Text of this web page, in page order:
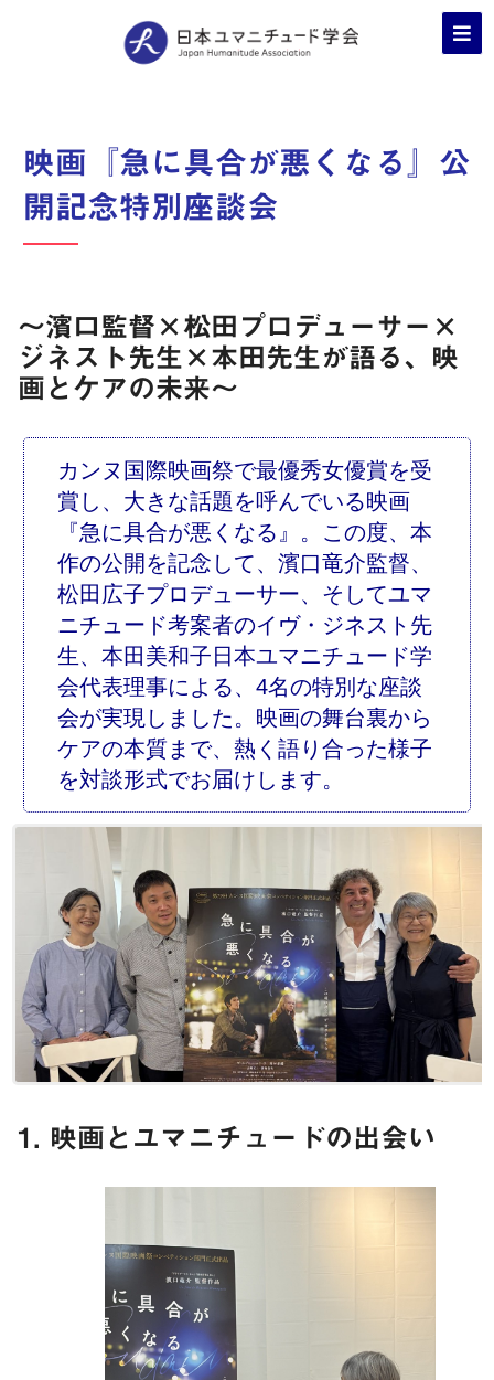
映画『急に具合が悪くなる』公
開記念特別座談会
〜濱口監督×松田プロデューサー×
ジネスト先生×本田先生が語る、映
画とケアの未来〜
カンヌ国際映画祭で最優秀女優賞を受
賞し、大きな話題を呼んでいる映画
『急に具合が悪くなる』。この度、本
作の公開を記念して、濱口竜介監督、
松田広子プロデューサー、そしてユマ
ニチュード考案者のイヴ・ジネスト先
生、本田美和子日本ユマニチュード学
会代表理事による、4名の特別な座談
会が実現しました。映画の舞台裏から
ケアの本質まで、熱く語り合った様子
を対談形式でお届けします。
1. 映画とユマニチュードの出会い